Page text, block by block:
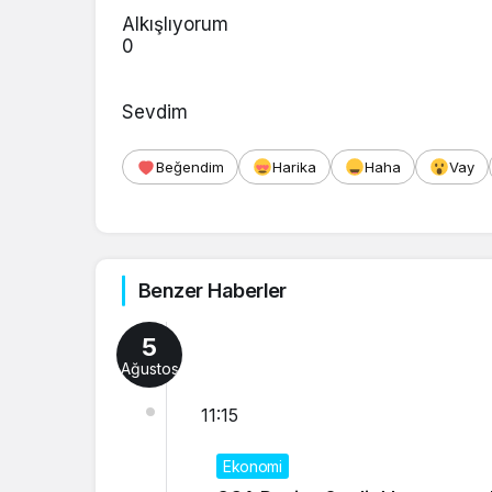
Alkışlıyorum
0
Sevdim
Beğendim Harika Haha Vay
Benzer Haberler
5
Ağustos
11:15
Ekonomi